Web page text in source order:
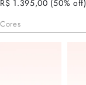
R$ 1.395,00 (50% off)
Cores